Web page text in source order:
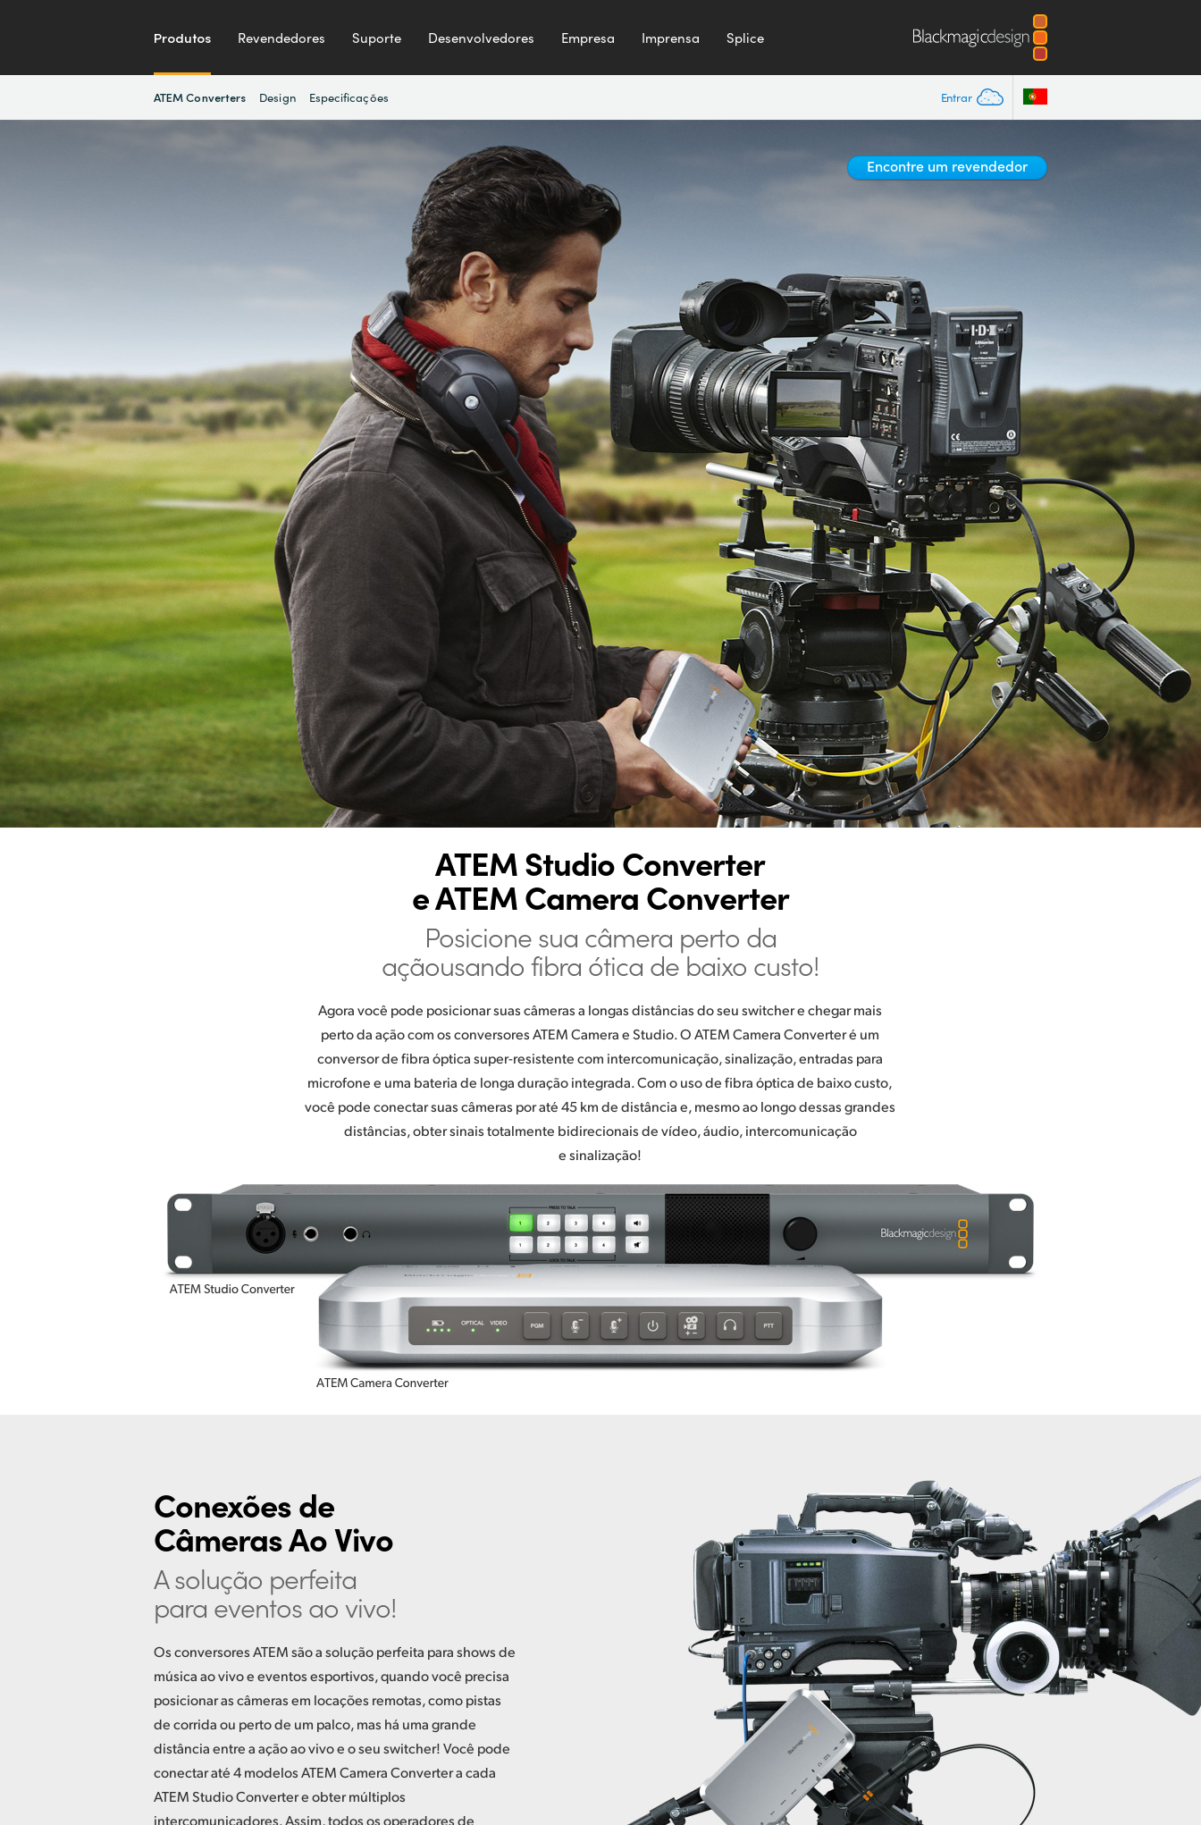
Produtos Revendedores Suporte Desenvolvedores Empresa Imprensa Splice
Entrar
ATEM Converters Design Especificações
Encontre um revendedor
ATEM Studio Converter
e ATEM Camera Converter
Posicione sua câmera perto da
açãousando fibra ótica de baixo custo!
Agora você pode posicionar suas câmeras a longas distâncias do seu switcher e chegar mais
perto da ação com os conversores ATEM Camera e Studio. O ATEM Camera Converter é um
conversor de fibra óptica super-resistente com intercomunicação, sinalização, entradas para
microfone e uma bateria de longa duração integrada. Com o uso de fibra óptica de baixo custo,
você pode conectar suas câmeras por até 45 km de distância e, mesmo ao longo dessas grandes
distâncias, obter sinais totalmente bidirecionais de vídeo, áudio, intercomunicação
e sinalização!
Conexões de
Câmeras Ao Vivo
A solução perfeita
para eventos ao vivo!
Os conversores ATEM são a solução perfeita para shows de
música ao vivo e eventos esportivos, quando você precisa
posicionar as câmeras em locações remotas, como pistas
de corrida ou perto de um palco, mas há uma grande
distância entre a ação ao vivo e o seu switcher! Você pode
conectar até 4 modelos ATEM Camera Converter a cada
ATEM Studio Converter e obter múltiplos
intercomunicadores. Assim, todos os operadores de